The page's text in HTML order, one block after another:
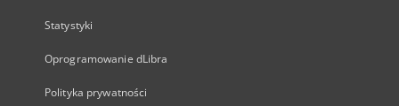
Statystyki
Oprogramowanie dLibra
Polityka prywatności